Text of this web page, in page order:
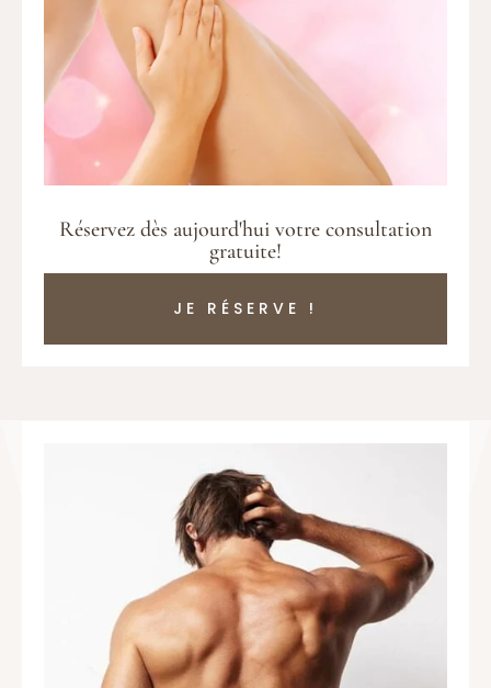
Réservez dès aujourd'hui votre consultation
gratuite!
JE RÉSERVE !